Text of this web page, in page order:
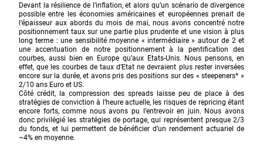
Devant la résilience de l’inflation, et alors qu’un scénario de divergence
possible entre les économies américaines et européennes prenait de
l’épaisseur aux abords du mois de mai, nous avons concentré notre
positionnement taux sur une partie plus prudente et une vision à plus
long terme : une sensibilité moyenne « intermédiaire » autour de 2 et
une accentuation de notre positionnement à la pentification des
courbes, aussi bien en Europe qu’aux Etats-Unis. Nous pensons, en
effet, que les courbes de taux d’Etat ne devraient plus rester inversées
encore sur la durée, et avons pris des positions sur des « steepeners* »
2/10 ans Euro et US.
Côté crédit, la compression des spreads laisse peu de place à des
stratégies de conviction à l’heure actuelle, les risques de repricing étant
encore forts, comme nous avons pu l’entrevoir en juin. Nous avons
donc privilégié les stratégies de portage, qui représentent presque 2/3
du fonds, et lui permettent de bénéficier d’un rendement actuariel de
~4% en moyenne.